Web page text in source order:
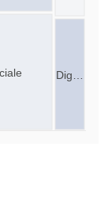
Dig…